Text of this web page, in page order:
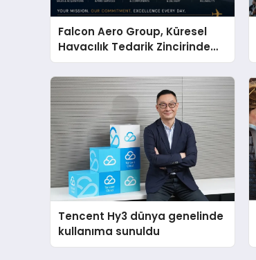
Falcon Aero Group, Küresel
Havacılık Tedarik Zincirinde
Türkiye’den Dünyaya Açılıyor
Tencent Hy3 dünya genelinde
kullanıma sunuldu